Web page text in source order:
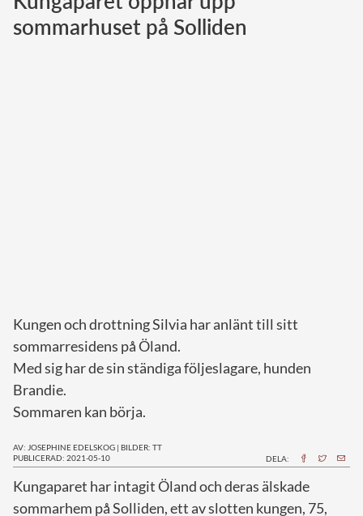
Norska kungahuset
sommarhuset på Solliden
Kungen och drottning Silvia har anlänt till sitt
sommarresidens på Öland.
Med sig har de sin ständiga följeslagare, hunden
Brandie.
Sommaren kan börja.
AV: JOSEPHINE EDELSKOG | BILDER: TT
PUBLICERAD: 2021-05-10
DELA:
Kungaparet har intagit Öland och deras älskade
sommarhem på Solliden, ett av slotten kungen, 75,